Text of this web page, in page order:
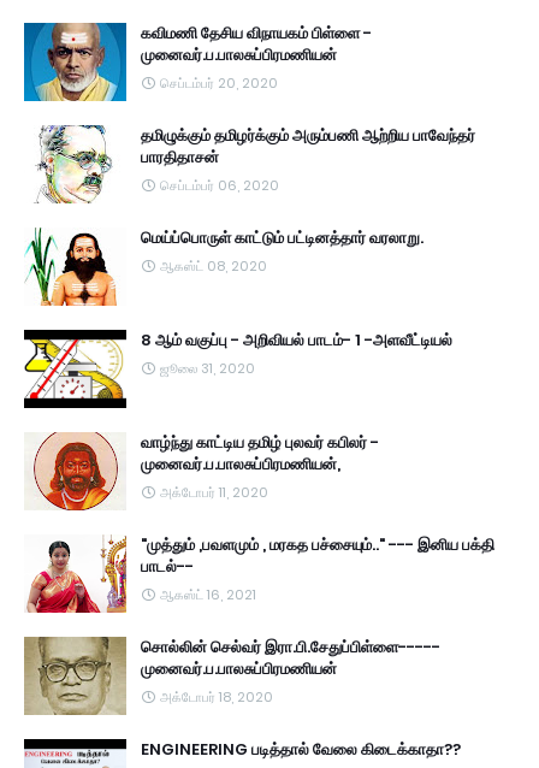
கவிமணி தேசிய விநாயகம் பிள்ளை -
முனைவர்.ப.பாலசுப்பிரமணியன்
செப்டம்பர் 20, 2020
தமிழுக்கும் தமிழர்க்கும் அரும்பணி ஆற்றிய பாவேந்தர்
பாரதிதாசன்
செப்டம்பர் 06, 2020
மெய்ப்பொருள் காட்டும் பட்டினத்தார் வரலாறு.
ஆகஸ்ட் 08, 2020
8 ஆம் வகுப்பு - அறிவியல் பாடம்- 1 -அளவீட்டியல்
ஜூலை 31, 2020
வாழ்ந்து காட்டிய தமிழ் புலவர் கபிலர் -
முனைவர்.ப.பாலசுப்பிரமணியன்,
அக்டோபர் 11, 2020
"முத்தும் ,பவளமும் , மரகத பச்சையும்.." --- இனிய பக்தி
பாடல்--
ஆகஸ்ட் 16, 2021
சொல்லின் செல்வர் இரா.பி.சேதுப்பிள்ளை-----
முனைவர்.ப.பாலசுப்பிரமணியன்
அக்டோபர் 18, 2020
ENGINEERING படித்தால் வேலை கிடைக்காதா??